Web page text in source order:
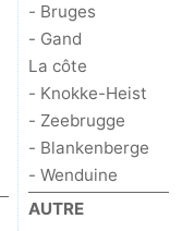
- Bruges
- Gand
La côte
- Knokke-Heist
- Zeebrugge
- Blankenberge
- Wenduine
AUTRE